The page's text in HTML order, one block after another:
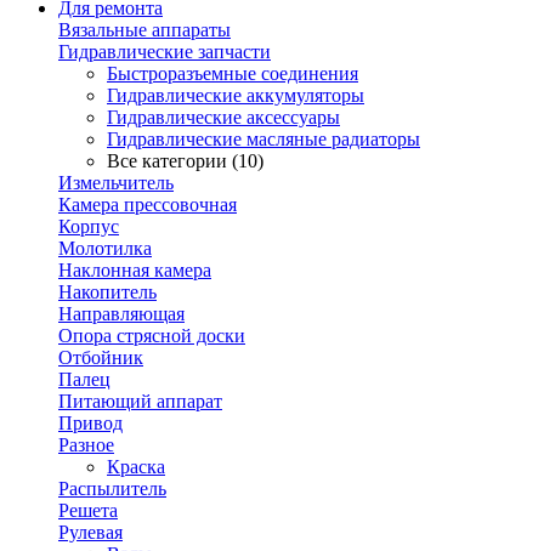
Для ремонта
Вязальные аппараты
Гидравлические запчасти
Быстроразъемные соединения
Гидравлические аккумуляторы
Гидравлические аксессуары
Гидравлические масляные радиаторы
Все категории (10)
Измельчитель
Камера прессовочная
Корпус
Молотилка
Наклонная камера
Накопитель
Направляющая
Опора стрясной доски
Отбойник
Палец
Питающий аппарат
Привод
Разное
Краска
Распылитель
Решета
Рулевая